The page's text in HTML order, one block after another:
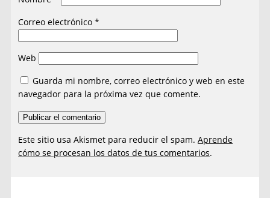
Correo electrónico*
Web
Guarda mi nombre, correo electrónico y web en este
navegador para la próxima vez que comente.
Este sitio usa Akismet para reducir el spam.Aprende
cómo se procesan los datos de tus comentarios.